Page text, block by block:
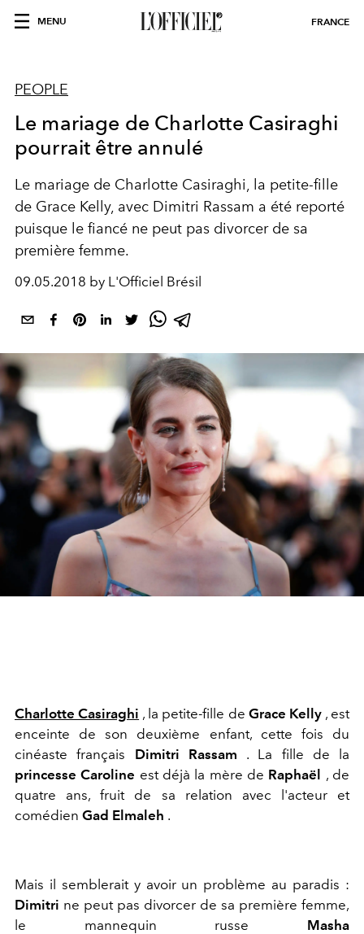
MENU FRANCE
PEOPLE
Le mariage de Charlotte Casiraghi
pourrait être annulé
Le mariage de Charlotte Casiraghi, la petite-fille
de Grace Kelly, avec Dimitri Rassam a été reporté
puisque le fiancé ne peut pas divorcer de sa
première femme.
09.05.2018 by L'Officiel Brésil
Charlotte Casiraghi , la petite-fille de Grace Kelly, est
enceinte de son deuxième enfant, cette fois du
cinéaste français Dimitri Rassam . La fille de la
princesse Caroline est déjà la mère de Raphaël , de
quatre ans, fruit de sa relation avec l'acteur et
comédien Gad Elmaleh .
Mais il semblerait y avoir un problème au paradis :
Dimitri ne peut pas divorcer de sa première femme,
le mannequin russe Masha